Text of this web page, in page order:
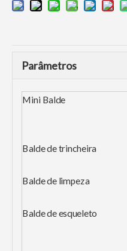
Parâmetros
Mini Balde
Balde de trincheira
Balde de limpeza
Balde de esqueleto